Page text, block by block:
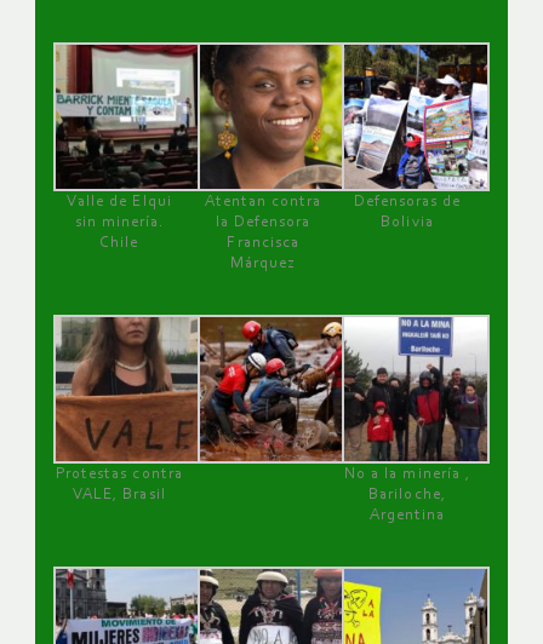
Valle de Elqui
sin minería.
Chile
Atentan contra
la Defensora
Francisca
Márquez
Defensoras de
Bolivia
Protestas contra
VALE, Brasil
No a la minería ,
Bariloche,
Argentina